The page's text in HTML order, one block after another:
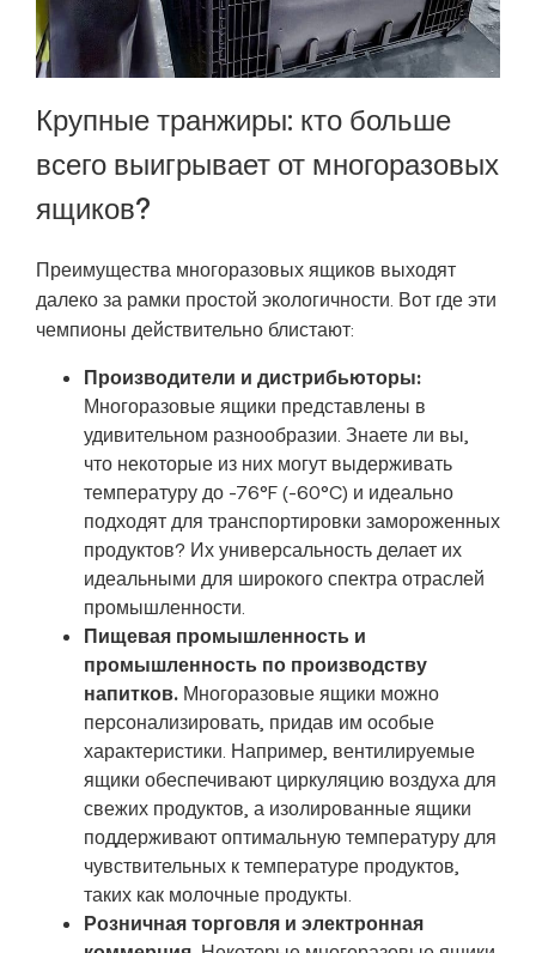
Крупные транжиры: кто больше
всего выигрывает от многоразовых
ящиков?
Преимущества многоразовых ящиков выходят
далеко за рамки простой экологичности. Вот где эти
чемпионы действительно блистают:
Производители и дистрибьюторы:
Многоразовые ящики представлены в
удивительном разнообразии. Знаете ли вы,
что некоторые из них могут выдерживать
температуру до -76°F (-60°C) и идеально
подходят для транспортировки замороженных
продуктов? Их универсальность делает их
идеальными для широкого спектра отраслей
промышленности.
Пищевая промышленность и
промышленность по производству
напитков. Многоразовые ящики можно
персонализировать, придав им особые
характеристики. Например, вентилируемые
ящики обеспечивают циркуляцию воздуха для
свежих продуктов, а изолированные ящики
поддерживают оптимальную температуру для
чувствительных к температуре продуктов,
таких как молочные продукты.
Розничная торговля и электронная